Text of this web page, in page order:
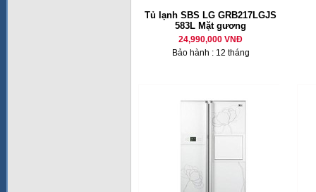
Tủ lạnh SBS LG GRB217LGJS
583L Mặt gương
24,990,000 VNĐ
Bảo hành : 12 tháng